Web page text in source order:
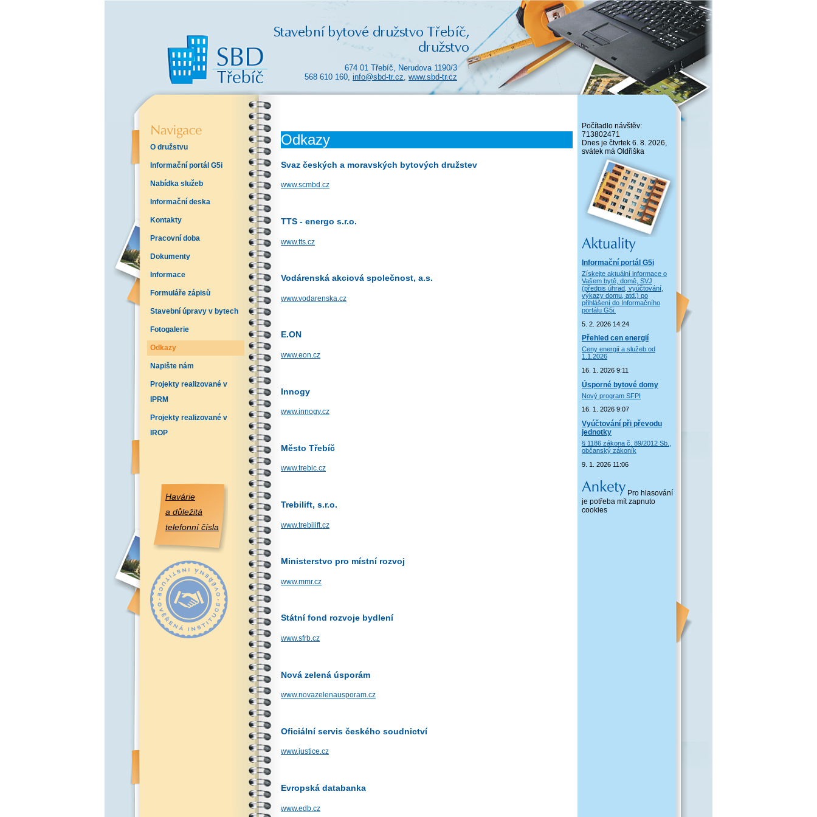
674 01 Třebíč, Nerudova 1190/3
568 610 160, info@sbd-tr.cz, www.sbd-tr.cz
O družstvu
Informační portál G5i
Nabídka služeb
Informační deska
Kontakty
Pracovní doba
Dokumenty
Informace
Formuláře zápisů
Stavební úpravy v bytech
Fotogalerie
Odkazy
Napište nám
Projekty realizované v
IPRM
Projekty realizované v
IROP
Havárie
a důležitá
telefonní čísla
Počítadlo návštěv:
713802471
Dnes je čtvrtek 6. 8. 2026,
svátek má Oldřiška
Informační portál G5i
Získejte aktuální informace o
Vašem bytě, domě, SVJ
(předpis úhrad, vyúčtování,
výkazy domu, atd.) po
přihlášení do Informačního
portálu G5i.
5. 2. 2026 14:24
Přehled cen energií
Ceny energií a služeb od
1.1.2026
16. 1. 2026 9:11
Úsporné bytové domy
Nový program SFPI
16. 1. 2026 9:07
Vyúčtování při převodu
jednotky
§ 1186 zákona č. 89/2012 Sb.,
občanský zákoník
9. 1. 2026 11:06
Pro hlasování
je potřeba mít zapnuto
cookies
Odkazy
Svaz českých a moravských bytových družstev
www.scmbd.cz
TTS - energo s.r.o.
www.tts.cz
Vodárenská akciová společnost, a.s.
www.vodarenska.cz
E.ON
www.eon.cz
Innogy
www.innogy.cz
Město Třebíč
www.trebic.cz
Trebilift, s.r.o.
www.trebilift.cz
Ministerstvo pro místní rozvoj
www.mmr.cz
Státní fond rozvoje bydlení
www.sfrb.cz
Nová zelená úsporám
www.novazelenausporam.cz
Oficiální servis českého soudnictví
www.justice.cz
Evropská databanka
www.edb.cz